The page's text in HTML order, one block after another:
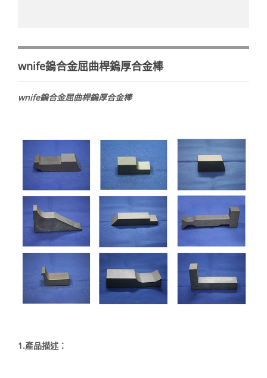
wnife鎢合金屈曲桿鎢厚合金棒
wnife鎢合金屈曲桿鎢厚合金棒
1.產品描述：